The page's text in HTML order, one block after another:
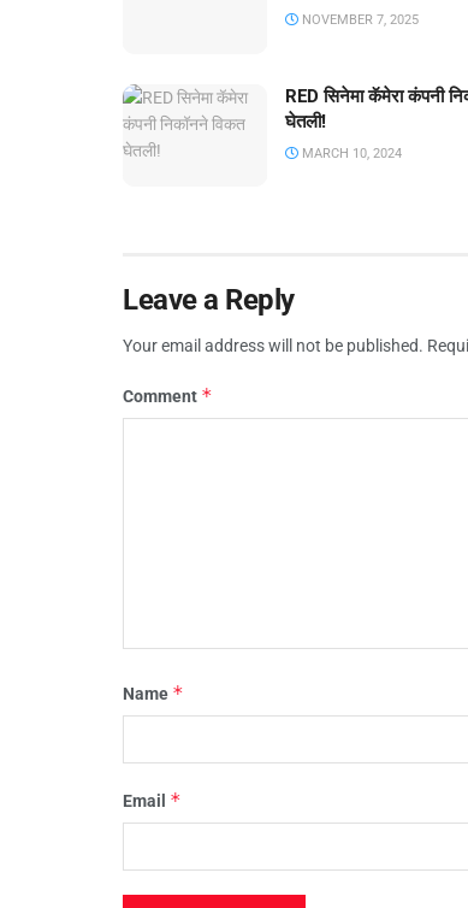
NOVEMBER 7, 2025
RED सिनेमा कॅमेरा कंपनी
घेतली!
MARCH 10, 2024
Leave a Reply
Your email address will not be published.
Comment *
Name *
Email *